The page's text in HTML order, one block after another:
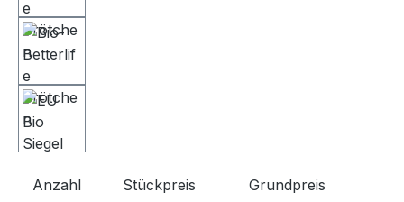
Anzahl Stückpreis Grundpreis